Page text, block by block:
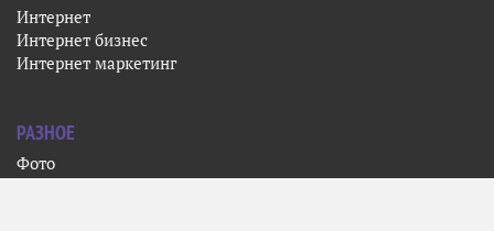
Интернет
Интернет бизнес
Интернет маркетинг
РАЗНОЕ
Фото